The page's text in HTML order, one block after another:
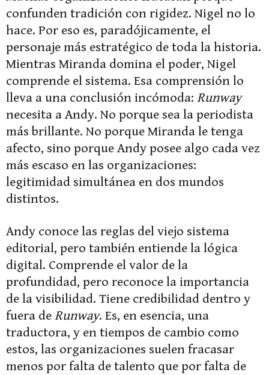
confunden tradición con rigidez. Nigel no lo
hace. Por eso es, paradójicamente, el
personaje más estratégico de toda la historia.
Mientras Miranda domina el poder, Nigel
comprende el sistema. Esa comprensión lo
lleva a una conclusión incómoda: Runway
necesita a Andy. No porque sea la periodista
más brillante. No porque Miranda le tenga
afecto, sino porque Andy posee algo cada vez
más escaso en las organizaciones:
legitimidad simultánea en dos mundos
distintos.
Andy conoce las reglas del viejo sistema
editorial, pero también entiende la lógica
digital. Comprende el valor de la
profundidad, pero reconoce la importancia
de la visibilidad. Tiene credibilidad dentro y
fuera de Runway. Es, en esencia, una
traductora, y en tiempos de cambio como
estos, las organizaciones suelen fracasar
menos por falta de talento que por falta de